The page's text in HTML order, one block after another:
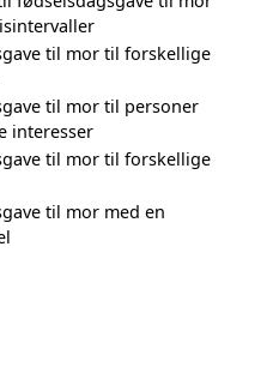
til mor til forskellige
til mor til personer
interesser
til mor til forskellige
til mor med en